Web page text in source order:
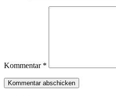
Kommentar *